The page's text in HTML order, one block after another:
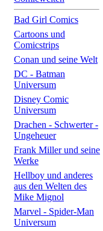
Bad Girl Comics
Cartoons und
Comicstrips
Conan und seine Welt
DC - Batman
Universum
Disney Comic
Universum
Drachen - Schwerter -
Ungeheuer
Frank Miller und seine
Werke
Hellboy und anderes
aus den Welten des
Mike Mignol
Marvel - Spider-Man
Universum